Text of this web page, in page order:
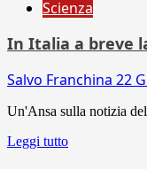
Scienza
In Italia a breve
Salvo Franchina 22
Un'Ansa sulla notizia
Leggi tutto